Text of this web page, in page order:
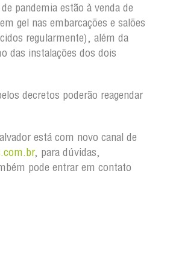
pandemia estão à venda de
gel nas embarcações e salões
regularmente), além da
das instalações dos dois
decretos poderão reagendar
está com novo canal de
, para dúvidas,
pode entrar em contato